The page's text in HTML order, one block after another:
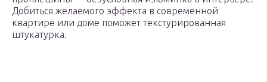
Добиться желаемого эффекта в современной
квартире или доме поможет текстурированная
штукатурка.